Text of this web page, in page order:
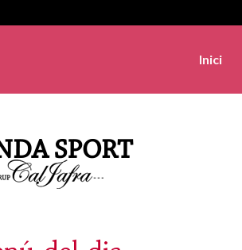
Inici